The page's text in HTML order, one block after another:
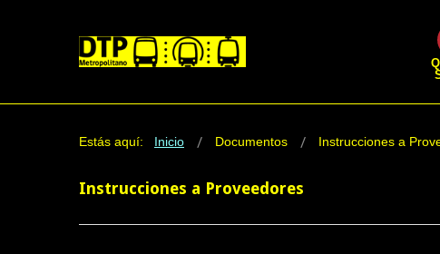
Estás aquí: Inicio Documentos Instrucciones a
Instrucciones a Proveedores